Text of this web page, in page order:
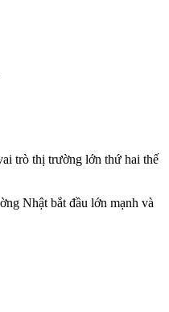
trò thị trường lớn thứ hai thế
Nhật bắt đầu lớn mạnh và